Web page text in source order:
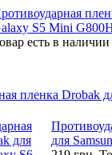
S5 Mini
есть в наличии
пленка Drobak
для